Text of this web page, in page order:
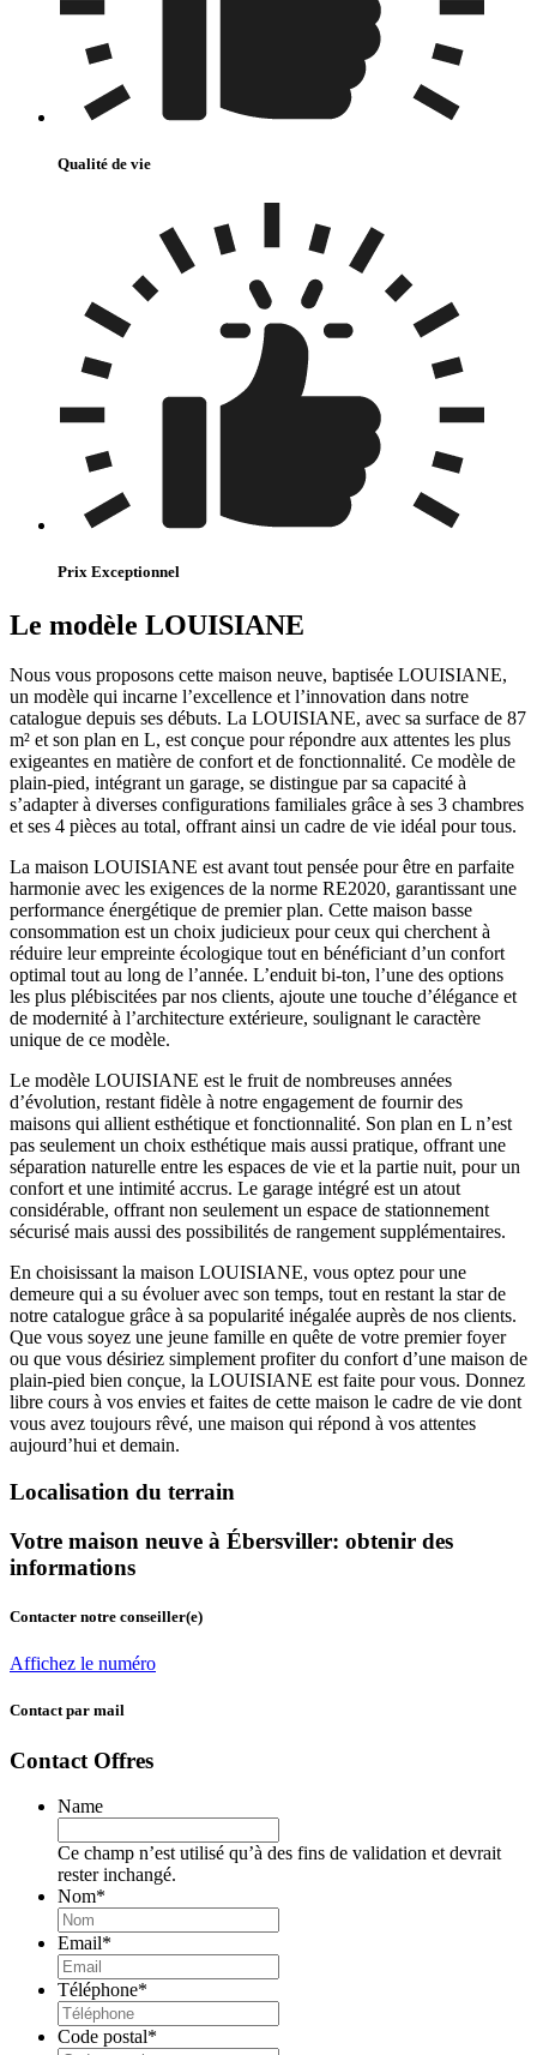
Qualité de vie
Prix Exceptionnel
Le modèle LOUISIANE
Nous vous proposons cette maison neuve, baptisée LOUISIANE,
un modèle qui incarne l’excellence et l’innovation dans notre
catalogue depuis ses débuts. La LOUISIANE, avec sa surface de 87
m² et son plan en L, est conçue pour répondre aux attentes les plus
exigeantes en matière de confort et de fonctionnalité. Ce modèle de
plain-pied, intégrant un garage, se distingue par sa capacité à
s’adapter à diverses configurations familiales grâce à ses 3 chambres
et ses 4 pièces au total, offrant ainsi un cadre de vie idéal pour tous.
La maison LOUISIANE est avant tout pensée pour être en parfaite
harmonie avec les exigences de la norme RE2020, garantissant une
performance énergétique de premier plan. Cette maison basse
consommation est un choix judicieux pour ceux qui cherchent à
réduire leur empreinte écologique tout en bénéficiant d’un confort
optimal tout au long de l’année. L’enduit bi-ton, l’une des options
les plus plébiscitées par nos clients, ajoute une touche d’élégance et
de modernité à l’architecture extérieure, soulignant le caractère
unique de ce modèle.
Le modèle LOUISIANE est le fruit de nombreuses années
d’évolution, restant fidèle à notre engagement de fournir des
maisons qui allient esthétique et fonctionnalité. Son plan en L n’est
pas seulement un choix esthétique mais aussi pratique, offrant une
séparation naturelle entre les espaces de vie et la partie nuit, pour un
confort et une intimité accrus. Le garage intégré est un atout
considérable, offrant non seulement un espace de stationnement
sécurisé mais aussi des possibilités de rangement supplémentaires.
En choisissant la maison LOUISIANE, vous optez pour une
demeure qui a su évoluer avec son temps, tout en restant la star de
notre catalogue grâce à sa popularité inégalée auprès de nos clients.
Que vous soyez une jeune famille en quête de votre premier foyer
ou que vous désiriez simplement profiter du confort d’une maison de
plain-pied bien conçue, la LOUISIANE est faite pour vous. Donnez
libre cours à vos envies et faites de cette maison le cadre de vie dont
vous avez toujours rêvé, une maison qui répond à vos attentes
aujourd’hui et demain.
Localisation du terrain
Votre maison neuve à Ébersviller: obtenir des
informations
Contacter notre conseiller(e)
Affichez le numéro
Contact par mail
Contact Offres
Name
Ce champ n’est utilisé qu’à des fins de validation et devrait
rester inchangé.
Nom*
Email*
Téléphone*
Code postal*